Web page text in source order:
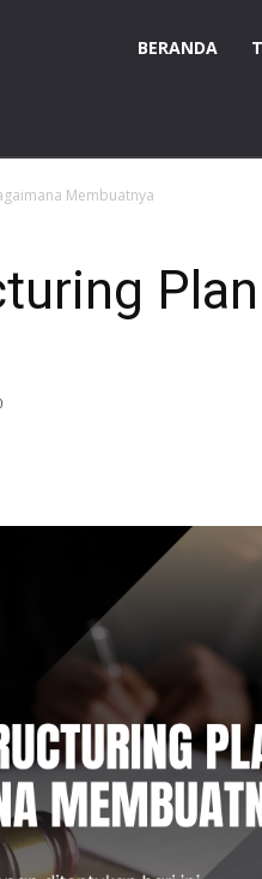
BERANDA
Membuatnya